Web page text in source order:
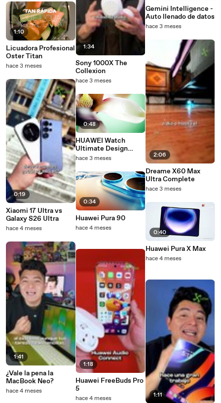
1:10
Licuadora Profesional
Oster Titan
hace 3 meses
0:19
Xiaomi 17 Ultra vs
Galaxy S26 Ultra
hace 4 meses
1:41
¿Vale la pena la
MacBook Neo?
hace 4 meses
1:34
Sony 1000X The
Collexion
hace 3 meses
0:48
HUAWEI Watch
Ultimate Design
Spring Edition
hace 3 meses
0:34
Huawei Pura 90
hace 4 meses
1:18
Huawei FreeBuds Pro
5
hace 4 meses
Gemini Intelligence -
Auto llenado de datos
hace 3 meses
2:06
Dreame X60 Max
Ultra Complete
hace 3 meses
0:40
Huawei Pura X Max
hace 4 meses
1:11